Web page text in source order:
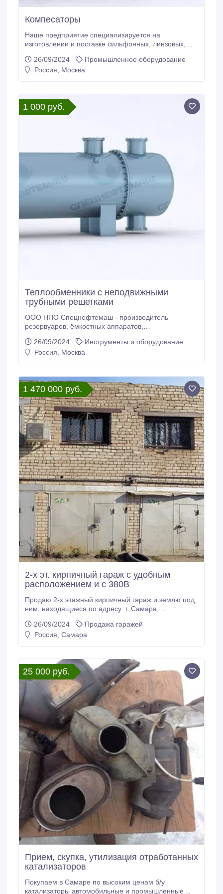
Компесаторы
Наше предприятие специализируется на
изготовлении и поставке сильфонных, линзовых,
сильфонные и линзовые бывают осевыми,
угловыми, сдвиговыми; они универсальны для
нефтегазодобывающих и перерабатывающих
заводов, а также применяются на проектирующихся
и строящихся трубопроводах.
26/09/2024
Промышленное оборудование
Россия, Москва
1 000 руб.
Теплообменники с неподвижными
трубными решетками
ООО НПО Спецнефтемаш - производитель
резервуаров, ёмкостных аппаратов,
оборудования и запорно-регулирующей арматуры.
Благодаря собственному производству мы
неподвижными трубными решетками отличного
качества по низким ценам.
26/09/2024
Инструменты и оборудование
Россия, Москва
1 470 000 руб.
2-х эт. кирпичный гараж с удобным
расположением и с 380В
Продаю 2-х этажный кирпичный гараж и землю под
ним, находящиеся по адресу: г. Самара,
тер. ГСК 749 1-я очередь (напротив Парк Хауса,
прилегает к территории завода имени А. М.
380В Охраняемая территория.
26/09/2024
Продажа гаражей
Россия, Самара
25 000 руб.
Прием, скупка, утилизация отработанных
катализаторов
Покупаем в Самаре по высоким ценам б/у
катализаторы автомобильные и промышленные